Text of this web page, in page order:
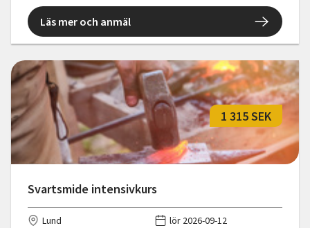
Läs mer och anmäl
Svartsmide intensivkurs
1 315 SEK
Lund
lör 2026-09-12